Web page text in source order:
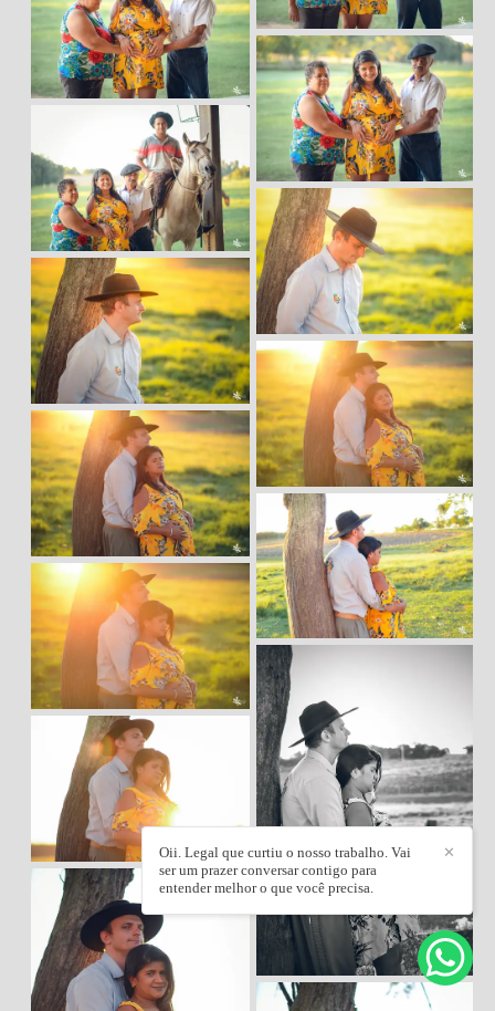
✕
Oii. Legal que curtiu o nosso trabalho. Vai
ser um prazer conversar contigo para
entender melhor o que você precisa.